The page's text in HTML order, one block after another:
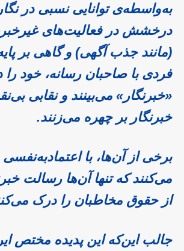
به‌واسطه‌ی توانایی نسبی در
درخشش در فعالیت‌های
(مانند جذب آگهی) و گاهی بر
فردی با صاحبان رسانه، خود
«خبرنگار» می‌بینند و نقابی
خبرنگار بر چهره می‌زنند.
برخی از آن‌ها، با
می‌کنند که تنها آن‌ها رسالت
از حقوق مخاطبان را درک
جالب این‌که این پدیده مختص